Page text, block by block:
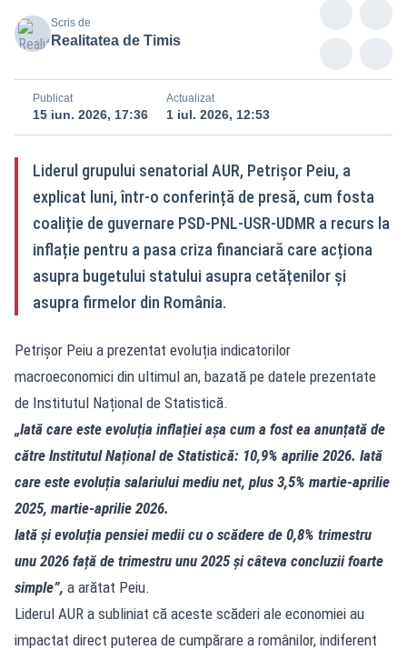
Scris de
Realitatea de Timis
Publicat
15 iun. 2026, 17:36
Actualizat
1 iul. 2026, 12:53
Liderul grupului senatorial AUR, Petrișor Peiu, a
explicat luni, într-o conferință de presă, cum fosta
coaliție de guvernare PSD-PNL-USR-UDMR a recurs la
inflație pentru a pasa criza financiară care acționa
asupra bugetului statului asupra cetățenilor și
asupra firmelor din România.
Petrișor Peiu a prezentat evoluția indicatorilor
macroeconomici din ultimul an, bazată pe datele prezentate
de Institutul Național de Statistică.
„Iată care este evoluția inflației așa cum a fost ea anunțată de
către Institutul Național de Statistică: 10,9% aprilie 2026. Iată
care este evoluția salariului mediu net, plus 3,5% martie-aprilie
2025, martie-aprilie 2026.
Iată și evoluția pensiei medii cu o scădere de 0,8% trimestru
unu 2026 față de trimestru unu 2025 și câteva concluzii foarte
simple”, a arătat Peiu.
Liderul AUR a subliniat că aceste scăderi ale economiei au
impactat direct puterea de cumpărare a românilor, indiferent